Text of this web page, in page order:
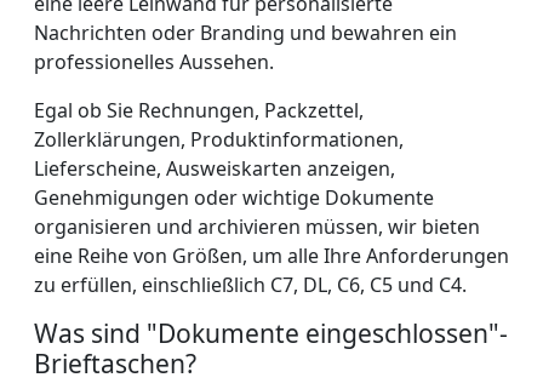
Nachrichten oder Branding und bewahren ein
professionelles Aussehen.
Egal ob Sie Rechnungen, Packzettel,
Zollerklärungen, Produktinformationen,
Lieferscheine, Ausweiskarten anzeigen,
Genehmigungen oder wichtige Dokumente
organisieren und archivieren müssen, wir bieten
eine Reihe von Größen, um alle Ihre Anforderungen
zu erfüllen, einschließlich C7, DL, C6, C5 und C4.
Was sind "Dokumente eingeschlossen"-
Brieftaschen?